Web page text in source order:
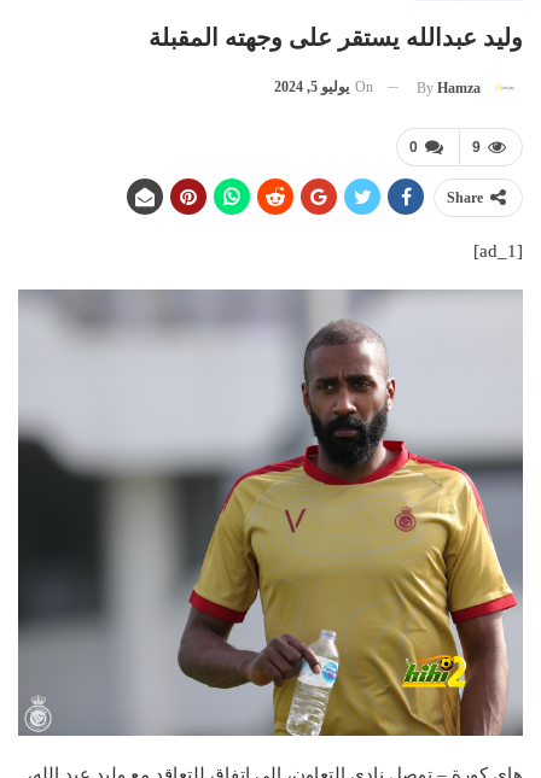
وليد عبدالله يستقر على وجهته المقبلة
By Hamza
On يوليو 5, 2024
0 9
Share
[ad_1]
هاي كورة – توصل نادي التعاون، إلى اتفاق للتعاقد مع وليد عبد الله،